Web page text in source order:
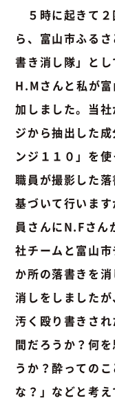
５時に起きて２
ら、富山市ふる
書き消し隊」と
H.Mさんと私が
加しました。当
ジから抽出した
ンジ１１０」を
職員が撮影した
基づいて行いま
員さんにN.Fさん
社チームと富山
か所の落書きを
消しをしました
汚く殴り書きさ
間だろうか？何
うか？酔っての
な？」などと考